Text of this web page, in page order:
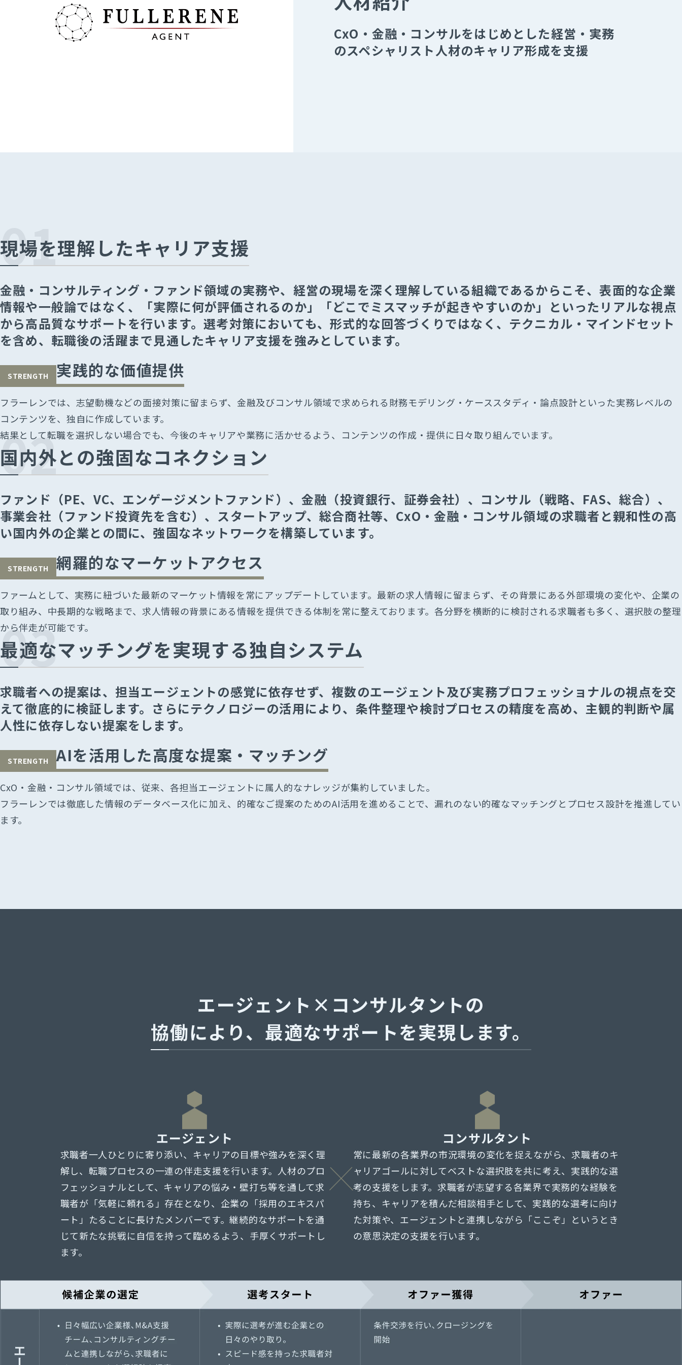
Top
Business
戦略コンサルティング
M&Aアドバイザリー
人材紹介
AIイネーブルメント
Company
基本情報
企業理念
News
Insight Talk
Contact
JPEN
CxO・金融・コンサルをはじめとした経営・実務
のスペシャリスト人材のキャリア形成を支援
現場を理解したキャリア⽀援
01
⾦融‧コンサルティング・ファンド領域の実務や、経営の現場を深く理解している組織であるからこそ、表⾯的な企業
情報や⼀般論ではなく、「実際に何が評価されるのか」「どこでミスマッチが起きやすいのか」といったリアルな視点
から高品質なサポートを行います。選考対策においても、形式的な回答づくりではなく、テクニカル‧マインドセット
を含め、転職後の活躍まで見通したキャリア⽀援を強みとしています。
STRENGTH 実践的な価値提供
フラーレンでは、志望動機などの⾯接対策に留まらず、⾦融及びコンサル領域で求められる財務モデリング‧ケーススタディ‧論点設計といった実務レベルの
コンテンツを、独⾃に作成しています。
結果として転職を選択しない場合でも、今後のキャリアや業務に活かせるよう、コンテンツの作成‧提供に⽇々取り組んでいます。
国内外との強固なコネクション
02
ファンド（PE、VC、エンゲージメントファンド）、金融（投資銀行、証券会社）、コンサル（戦略、FAS、総合）、
事業会社（ファンド投資先を含む）、スタートアップ、総合商社等、CxO・金融・コンサル領域の求職者と親和性の高
い国内外の企業との間に、強固なネットワークを構築しています。
STRENGTH 網羅的なマーケットアクセス
ファームとして、実務に紐づいた最新のマーケット情報を常にアップデートしています。最新の求人情報に留まらず、その背景にある外部環境の変化や、企業の
取り組み、中長期的な戦略まで、求人情報の背景にある情報を提供できる体制を常に整えております。各分野を横断的に検討される求職者も多く、選択肢の整理
から伴走が可能です。
最適なマッチングを実現する独⾃システム
03
求職者への提案は、担当エージェントの感覚に依存せず、複数のエージェント及び実務プロフェッショナルの視点を交
えて徹底的に検証します。さらにテクノロジーの活⽤により、条件整理や検討プロセスの精度を⾼め、主観的判断や属
⼈性に依存しない提案をします。
STRENGTH AIを活用した高度な提案・マッチング
CxO・金融・コンサル領域では、従来、各担当エージェントに属人的なナレッジが集約していました。
フラーレンでは徹底した情報のデータベース化に加え、的確なご提案のためのAI活用を進めることで、漏れのない的確なマッチングとプロセス設計を推進してい
ます。
エージェント×コンサルタントの
協働により、 最適なサポートを実現します。
エージェント
求職者一人ひとりに寄り添い、キャリアの目標や強みを深く理
解し、転職プロセスの一連の伴走支援を行います。人材のプロ
フェッショナルとして、キャリアの悩み・壁打ち等を通して求
職者が「気軽に頼れる」存在となり、企業の「採用のエキスパ
ート」たることに長けたメンバーです。継続的なサポートを通
じて新たな挑戦に自信を持って臨めるよう、手厚くサポートし
ます。
コンサルタント
常に最新の各業界の市況環境の変化を捉えながら、求職者のキ
ャリアゴールに対してベストな選択肢を共に考え、実践的な選
考の支援をします。求職者が志望する各業界で実務的な経験を
持ち、キャリアを積んだ相談相手として、実践的な選考に向け
た対策や、エージェントと連携しながら「ここぞ」というとき
の意思決定の支援を行います。